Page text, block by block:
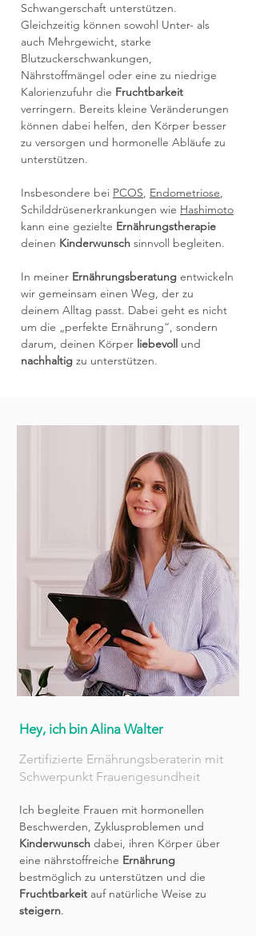
Schwangerschaft unterstützen.
Gleichzeitig können sowohl Unter- als
auch Mehrgewicht, starke
Blutzuckerschwankungen,
Nährstoffmängel oder eine zu niedrige
Kalorienzufuhr die Fruchtbarkeit
verringern. Bereits kleine Veränderungen
können dabei helfen, den Körper besser
zu versorgen und hormonelle Abläufe zu
unterstützen.
Insbesondere bei PCOS, Endometriose,
Schilddrüsenerkrankungen wie Hashimoto
kann eine gezielte Ernährungstherapie
deinen Kinderwunsch sinnvoll begleiten.​
In meiner Ernährungsberatung entwickeln
wir gemeinsam einen Weg, der zu
deinem Alltag passt. Dabei geht es nicht
um die „perfekte Ernährung“, sondern
darum, deinen Körper liebevoll und
nachhaltig zu unterstützen.​​
Hey, ich bin Alina Walter
Zertifizierte Ernährungsberaterin mit
Schwerpunkt Frauengesundheit
Ich begleite Frauen mit hormonellen
Beschwerden, Zyklusproblemen und
Kinderwunsch dabei, ihren Körper über
eine nährstoffreiche Ernährung
bestmöglich zu unterstützen und die
Fruchtbarkeit auf natürliche Weise zu
steigern.